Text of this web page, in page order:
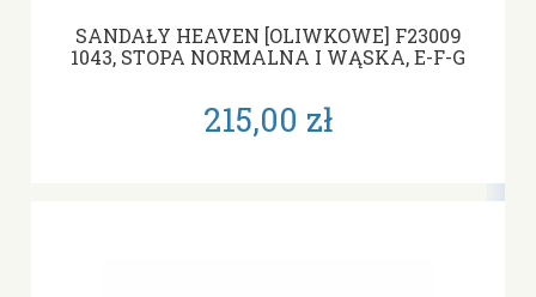
SANDAŁY HEAVEN [OLIWKOWE] F23009
1043, STOPA NORMALNA I WĄSKA, E-F-G
215,00 zł